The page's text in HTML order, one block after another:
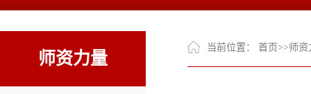
师资力量
当前位置： 首页>>师资